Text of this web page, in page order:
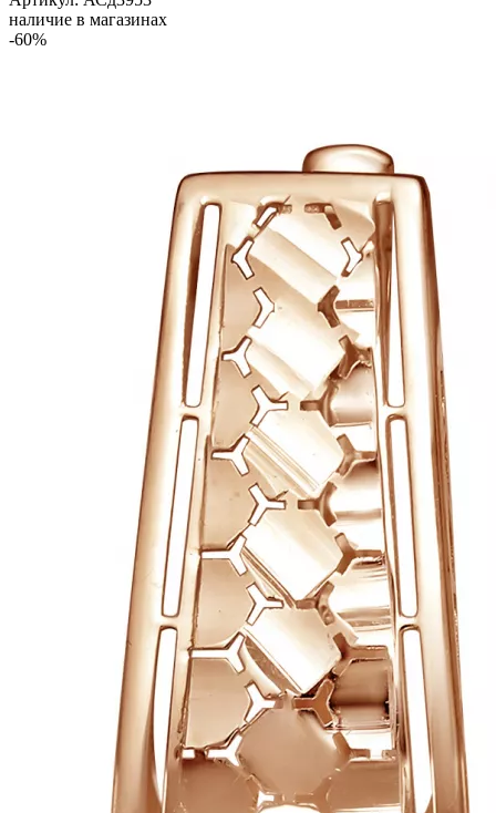
наличие в магазинах
-60%